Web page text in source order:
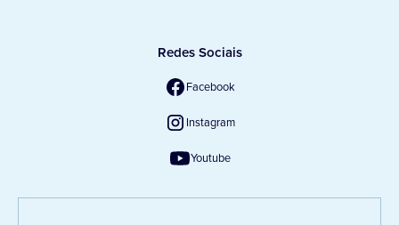
Redes Sociais
Facebook
Instagram
Youtube